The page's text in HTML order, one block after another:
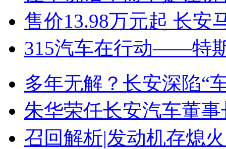
售价13.98万元起 长安
315汽车在行动——特
多年无解？长安深陷“
朱华荣任长安汽车董事
召回解析|发动机存熄